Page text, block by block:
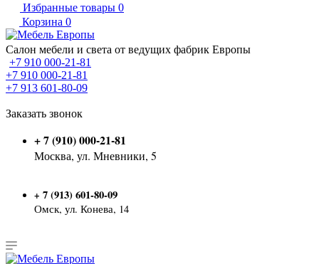
Избранные товары 0
Корзина 0
Салон мебели и света от ведущих фабрик Европы
+7 910 000-21-81
+7 910 000-21-81
+7 913 601-80-09
Заказать звонок
+ 7 (910) 000-21-81
Москва, ул. Мневники, 5
+ 7 (913) 601-80-09
Омск, ул. Конева, 14